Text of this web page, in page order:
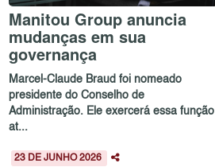
Manitou Group anuncia
mudanças em sua
governança
Marcel-Claude Braud foi nomeado
presidente do Conselho de
Administração. Ele exercerá essa função
at...
23 DE JUNHO 2026